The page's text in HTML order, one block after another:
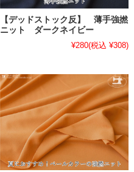
【デッドストック反】 薄手強撚
ニット ダークネイビー
¥280(税込 ¥308)